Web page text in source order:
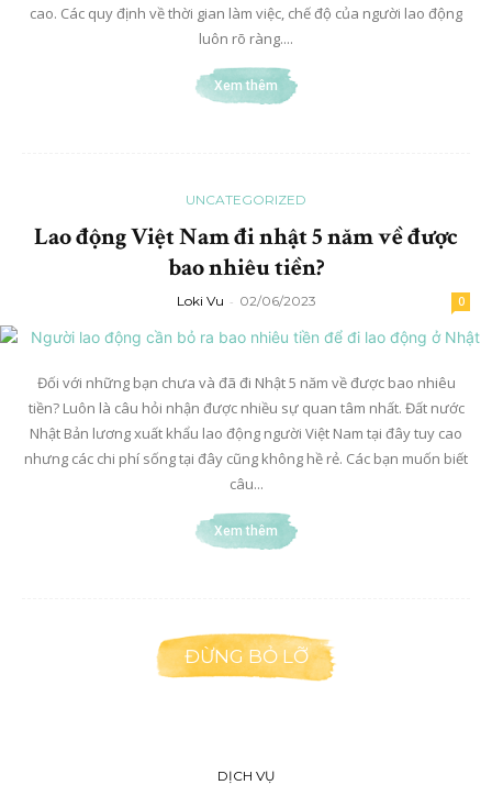
cao. Các quy định về thời gian làm việc, chế độ của người lao động
luôn rõ ràng....
Xem thêm
UNCATEGORIZED
Lao động Việt Nam đi nhật 5 năm về được
bao nhiêu tiền?
Loki Vu - 02/06/2023 0
Đối với những bạn chưa và đã đi Nhật 5 năm về được bao nhiêu
tiền? Luôn là câu hỏi nhận được nhiều sự quan tâm nhất. Đất nước
Nhật Bản lương xuất khẩu lao động người Việt Nam tại đây tuy cao
nhưng các chi phí sống tại đây cũng không hề rẻ. Các bạn muốn biết
câu...
Xem thêm
ĐỪNG BỎ LỠ
DỊCH VỤ